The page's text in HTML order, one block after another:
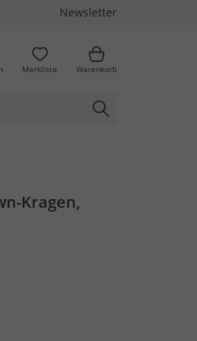
Newsletter
Merkliste Warenkorb
Kragen,